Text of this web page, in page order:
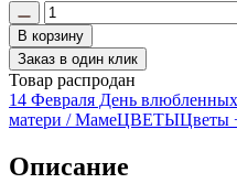
В корзину
Заказ в один клик
Товар распродан
14 Февраля День влюбленных
матери / МамеЦВЕТЫЦветы
Описание